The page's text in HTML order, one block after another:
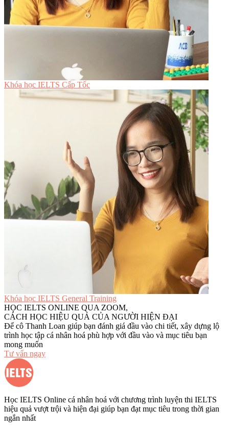
Khóa học IELTS Cấp Tốc
Khóa học IELTS General Training
HỌC IELTS ONLINE QUA ZOOM,
CÁCH HỌC HIỆU QUẢ CỦA NGƯỜI HIỆN ĐẠI
Để cô Thanh Loan giúp bạn đánh giá đầu vào chi tiết, xây dựng lộ
trình học tập cá nhân hoá phù hợp với đầu vào và mục tiêu bạn
mong muốn
Tư vấn ngay
Học IELTS Online cá nhân hoá với chương trình luyện thi IELTS
hiệu quả vượt trội và hiện đại giúp bạn đạt mục tiêu trong thời gian
ngắn nhất